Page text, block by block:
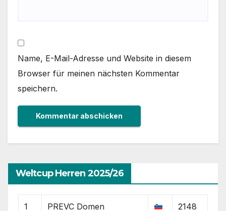
Name, E-Mail-Adresse und Website in diesem
Browser für meinen nächsten Kommentar
speichern.
Weltcup Herren 2025/26
1 PREVC Domen 2148